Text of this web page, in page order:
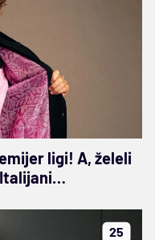
ligi! A, želeli
Italijani…
25